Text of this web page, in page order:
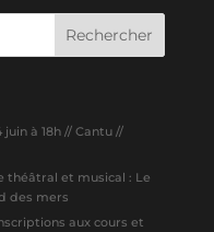
juin à 18h // Cantu //
théâtral et musical : Le
des mers
aux cours et